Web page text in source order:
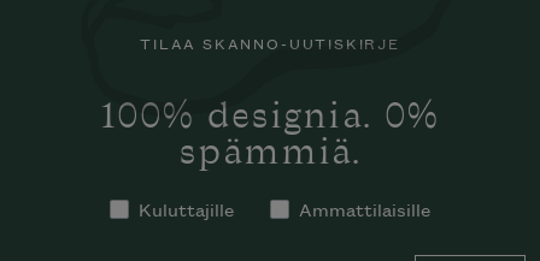
TILAA SKANNO-UUTISKIRJE
100% designia. 0%
spämmiä.
Kuluttajille Ammattilaisille